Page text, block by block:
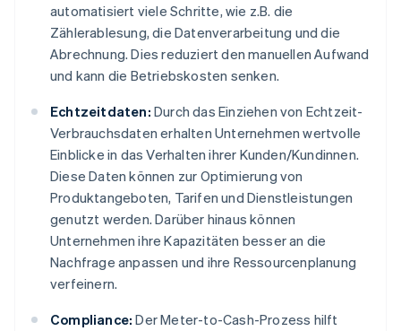
automatisiert viele Schritte, wie z.B. die
Zählerablesung, die Datenverarbeitung und die
Abrechnung. Dies reduziert den manuellen Aufwand
und kann die Betriebskosten senken.
Echtzeitdaten: Durch das Einziehen von Echtzeit-
Verbrauchsdaten erhalten Unternehmen wertvolle
Einblicke in das Verhalten ihrer Kunden/Kundinnen.
Diese Daten können zur Optimierung von
Produktangeboten, Tarifen und Dienstleistungen
genutzt werden. Darüber hinaus können
Unternehmen ihre Kapazitäten besser an die
Nachfrage anpassen und ihre Ressourcenplanung
verfeinern.
Compliance: Der Meter-to-Cash-Prozess hilft